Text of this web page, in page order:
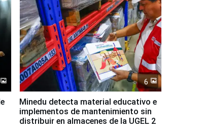
6
Minedu detecta material educativo e
implementos de mantenimiento sin
distribuir en almacenes de la UGEL 2